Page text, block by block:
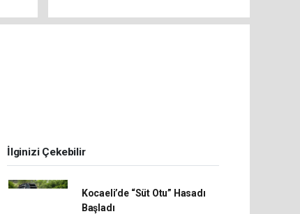
İlginizi Çekebilir
Kocaeli’de “Süt Otu” Hasadı
Başladı